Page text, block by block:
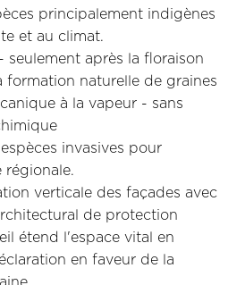
principalement indigènes
et au climat.
seulement après la floraison
formation naturelle de graines
à la vapeur - sans
invasives pour
régionale.
verticale des façades avec
de protection
étend l'espace vital en
en faveur de la